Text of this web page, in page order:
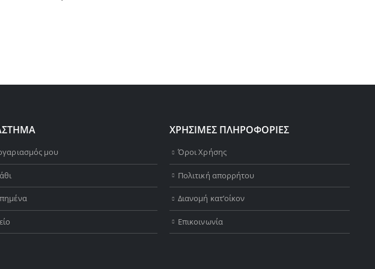
μου
ΧΡΗΣΙΜΕΣ ΠΛΗΡΟΦΟΡΙΕΣ
Όροι Χρήσης
Πολιτική απορρήτου
Διανομή κατ’οίκον
Επικοινωνία